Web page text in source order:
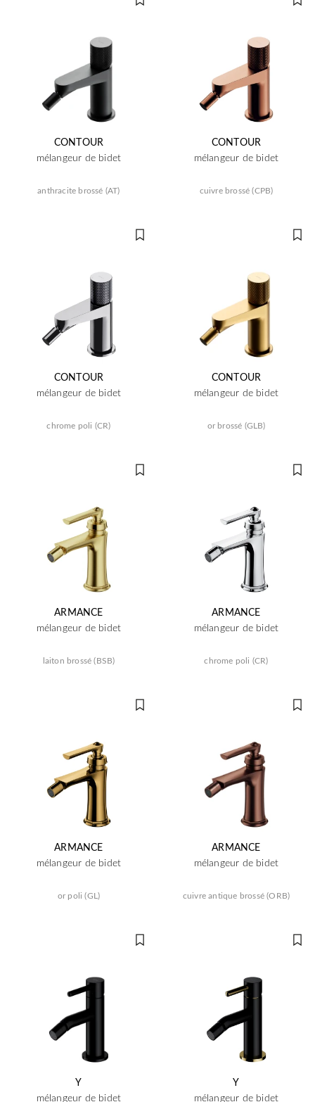
CONTOUR
mélangeur de bidet
anthracite brossé (AT)
CONTOUR
mélangeur de bidet
cuivre brossé (CPB)
CONTOUR
mélangeur de bidet
chrome poli (CR)
CONTOUR
mélangeur de bidet
or brossé (GLB)
ARMANCE
mélangeur de bidet
laiton brossé (BSB)
ARMANCE
mélangeur de bidet
chrome poli (CR)
ARMANCE
mélangeur de bidet
or poli (GL)
ARMANCE
mélangeur de bidet
cuivre antique brossé (ORB)
Y
mélangeur de bidet
Y
mélangeur de bidet